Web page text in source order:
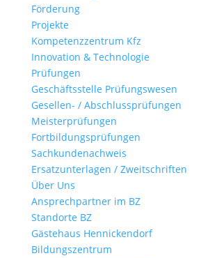
Förderung
Projekte
Kompetenzzentrum Kfz
Innovation & Technologie
Prüfungen
Geschäftsstelle Prüfungswesen
Gesellen- / Abschlussprüfungen
Meisterprüfungen
Fortbildungsprüfungen
Sachkundenachweis
Ersatzunterlagen / Zweitschriften
Über Uns
Ansprechpartner im BZ
Standorte BZ
Gästehaus Hennickendorf
Bildungszentrum